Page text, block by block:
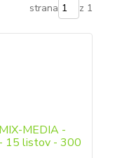
strana z 1